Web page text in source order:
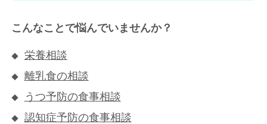
こんなことで悩んでいませんか？
栄養相談
離乳食の相談
うつ予防の食事相談
認知症予防の食事相談